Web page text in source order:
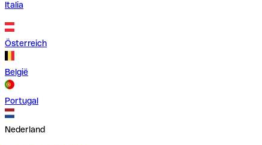
Italia
Österreich
België
Portugal
Nederland